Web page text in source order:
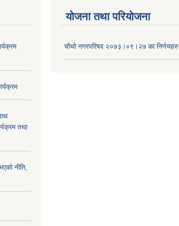
तथा
नीति,
योजना तथा परियोजना
चौथो नगरपरिषद २०७३।०९।२७ का निर्णयहरु